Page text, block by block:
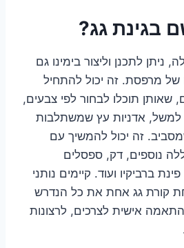
בגינת גג?
ניתן לתכנן וליצור בימינו גם
של מרפסת. זה יכול להתחיל
שאותן תוכלו לבחור לפי צבעים,
למשל, אדניות עץ שמשתלבות
זה יכול להמשיך עם
נוספים, דק, ספסלים
ברביקיו ועוד. קיימים נותני
קורת גג אחת את כל הנדרש
אישית לצרכים, לרצונות